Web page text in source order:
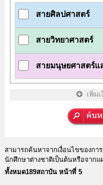
สายศิลปศาสตร์
สายวิทยาศาสตร์
สายมนุษยศาสตร์แ
เพิ่ม
สามารถค้นหาจากเงื่อนไขของก
นักศึกษาต่างชาติเป็นต้นหรือจากแ
ทั้งหมด189สถาบัน หน้าที่ 5